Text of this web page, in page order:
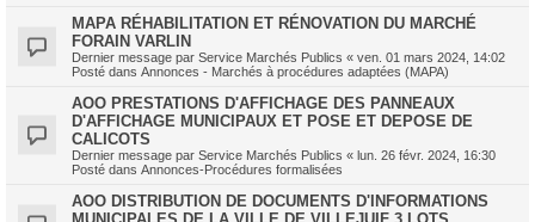
MAPA RÉHABILITATION ET RÉNOVATION DU MARCHÉ
FORAIN VARLIN
Dernier message par Service Marchés Publics « ven. 01 mars 2024, 14:02
Posté dans Annonces - Marchés à procédures adaptées (MAPA)
AOO PRESTATIONS D'AFFICHAGE DES PANNEAUX
D'AFFICHAGE MUNICIPAUX ET POSE ET DEPOSE DE
CALICOTS
Dernier message par Service Marchés Publics « lun. 26 févr. 2024, 16:30
Posté dans Annonces-Procédures formalisées
AOO DISTRIBUTION DE DOCUMENTS D'INFORMATIONS
MUNICIPALES DE LA VILLE DE VILLEJUIF 3 LOTS